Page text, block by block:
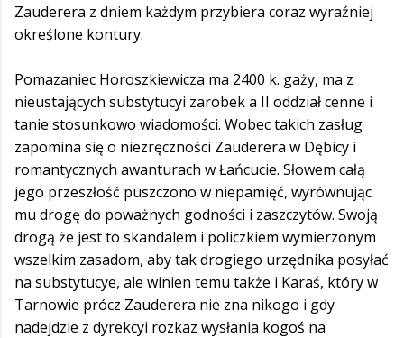
Zauderera z dniem każdym przybiera coraz wyraźniej
określone kontury.
Pomazaniec Horoszkiewicza ma 2400 k. gaży, ma z
nieustających substytucyi zarobek a II oddział cenne i
tanie stosunkowo wiadomości. Wobec takich zasług
zapomina się o niezręczności Zauderera w Dębicy i
romantycznych awanturach w Łańcucie. Słowem całą
jego przeszłość puszczono w niepamięć, wyrównując
mu drogę do poważnych godności i zaszczytów. Swoją
drogą że jest to skandalem i policzkiem wymierzonym
wszelkim zasadom, aby tak drogiego urzędnika posyłać
na substytucye, ale winien temu także i Karaś, który w
Tarnowie prócz Zauderera nie zna nikogo i gdy
nadejdzie z dyrekcyi rozkaz wysłania kogoś na